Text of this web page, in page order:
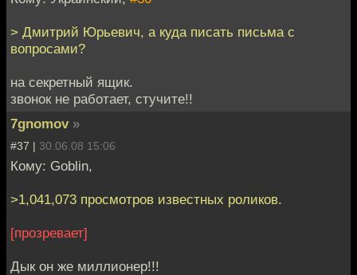
> Дмитрий Юрьевич, а куда писать письма с
вопросами?
на секретный ящик.
звонок не работает, стучите!!
7gnomov »
#37 | 30.06.08 15:06
Кому: Goblin,
>1,041,073 просмотров известных роликов.
[прозревает]
Дык он же миллионер!!!